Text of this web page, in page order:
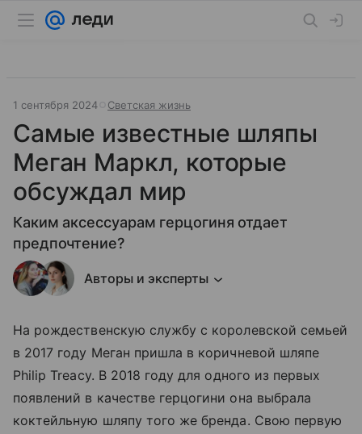
1 сентября 2024 Светская жизнь
Самые известные шляпы
Меган Маркл, которые
обсуждал мир
Каким аксессуарам герцогиня отдает
предпочтение?
Авторы и эксперты
На рождественскую службу с королевской семьей
в 2017 году Меган пришла в коричневой шляпе
Philip Treacy. В 2018 году для одного из первых
появлений в качестве герцогини она выбрала
коктейльную шляпу того же бренда. Свою первую